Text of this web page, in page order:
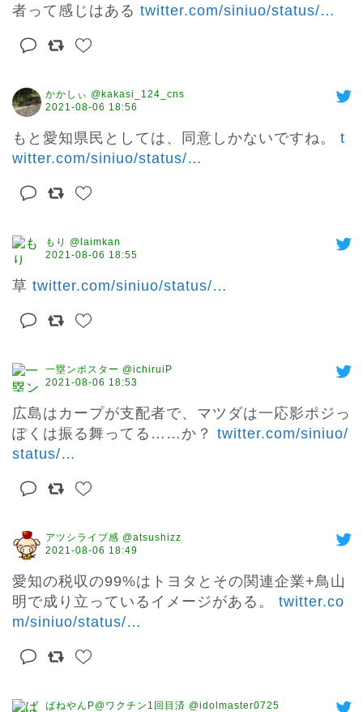
者って感じはある twitter.com/siniuo/status/…
かかしぃ @kakasi_124_cns
2021-08-06 18:56
もと愛知県民としては、同意しかないですね。 t
witter.com/siniuo/status/…
もり @laimkan
2021-08-06 18:55
草 twitter.com/siniuo/status/…
一塁ンポスター @ichiruiP
2021-08-06 18:53
広島はカープが支配者で、マツダは一応影ポジっ
ぽくは振る舞ってる……か？ twitter.com/siniuo/
status/…
アツシライブ感 @atsushizz
2021-08-06 18:49
愛知の税収の99%はトヨタとその関連企業+鳥山
明で成り立っているイメージがある。 twitter.co
m/siniuo/status/…
ばねやんP@ワクチン1回目済 @idolmaster0725